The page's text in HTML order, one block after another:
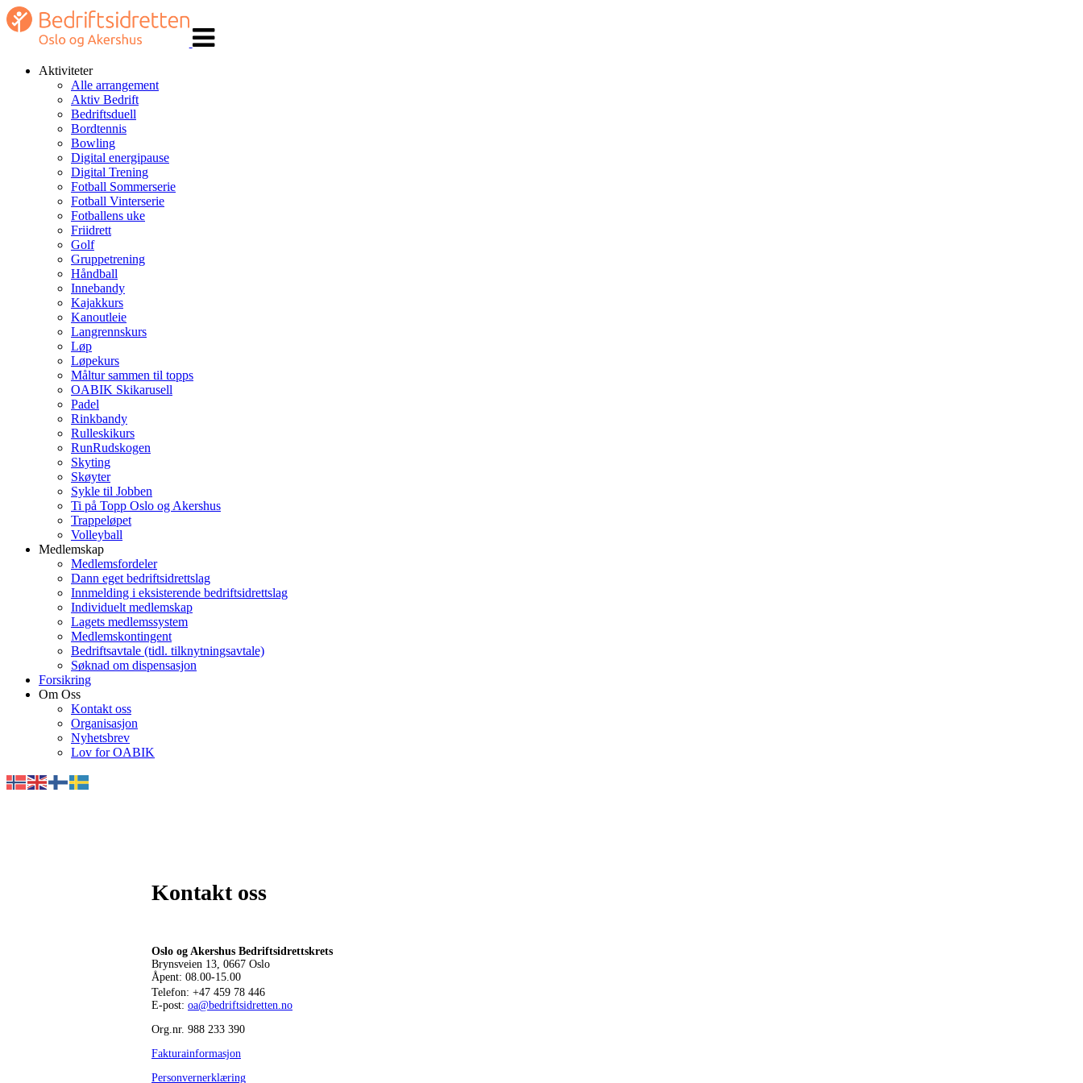
navigasjon
Aktiviteter
Alle arrangement
Aktiv Bedrift
Bedriftsduell
Bordtennis
Bowling
Digital energipause
Digital Trening
Fotball Sommerserie
Fotball Vinterserie
Fotballens uke
Friidrett
Golf
Gruppetrening
Håndball
Innebandy
Kajakkurs
Kanoutleie
Langrennskurs
Løp
Løpekurs
Måltur sammen til topps
OABIK Skikarusell
Padel
Rinkbandy
Rulleskikurs
RunRudskogen
Skyting
Skøyter
Sykle til Jobben
Ti på Topp Oslo og Akershus
Trappeløpet
Volleyball
Medlemskap
Medlemsfordeler
Dann eget bedriftsidrettslag
Innmelding i eksisterende bedriftsidrettslag
Individuelt medlemskap
Lagets medlemssystem
Medlemskontingent
Bedriftsavtale (tidl. tilknytningsavtale)
Søknad om dispensasjon
Forsikring
Om Oss
Kontakt oss
Organisasjon
Nyhetsbrev
Lov for OABIK
Kontakt oss
Oslo og Akershus Bedriftsidrettskrets
Brynsveien 13, 0667 Oslo
Åpent: 08.00-15.00
Telefon: +47 459 78 446
E-post: oa@bedriftsidretten.no
Org.nr. 988 233 390
Fakturainformasjon
Personvernerklæring